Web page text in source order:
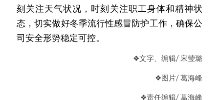
刻关注天气状况，时刻关注职工身体和精神状
态，切实做好冬季流行性感冒防护工作，确保公
司安全形势稳定可控。
❖文字、编辑/ 宋莹璐
❖图片/ 葛海峰
❖责任编辑/ 葛海峰